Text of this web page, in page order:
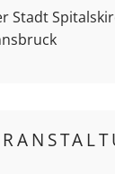
Stadt